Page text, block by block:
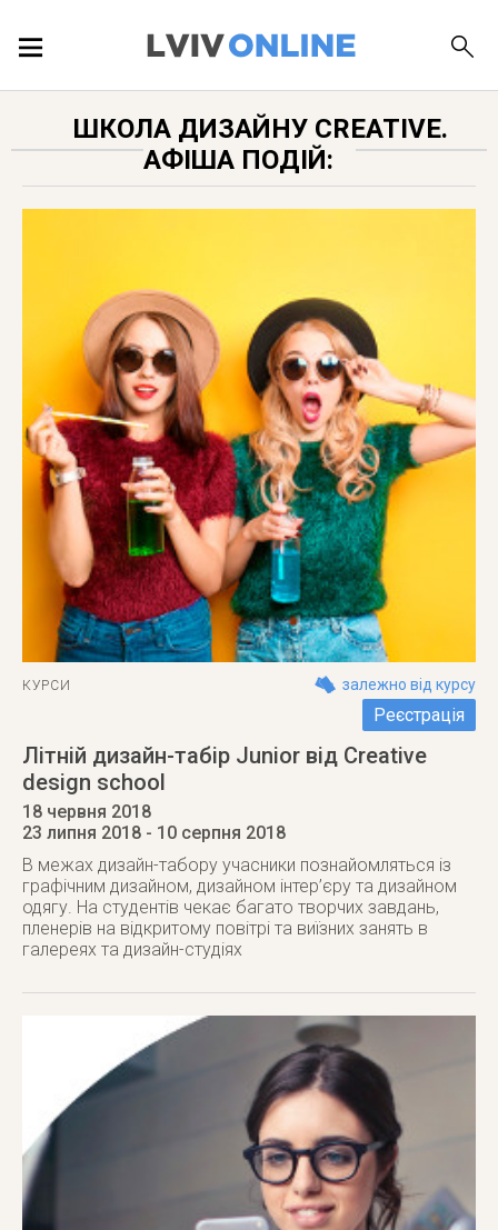
ДОВІДКА
ШКОЛА ДИЗАЙНУ CREATIVE.
АФІША ПОДІЙ:
КУРСИ залежно від курсу
Реєстрація
Літній дизайн-табір Junior від Creative
design school
18 червня 2018
23 липня 2018 - 10 серпня 2018
В межах дизайн-табору учасники познайомляться із
графічним дизайном, дизайном інтер’єру та дизайном
одягу. На студентів чекає багато творчих завдань,
пленерів на відкритому повітрі та виїзних занять в
галереях та дизайн-студіях